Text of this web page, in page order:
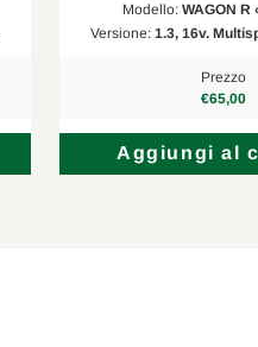
Modello: WAGON R
Versione: 1.3, 16v.
Prezzo
€65,00
Aggiungi al